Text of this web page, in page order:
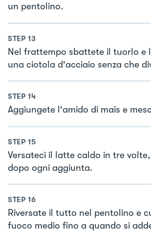
un pentolino.
STEP 13
Nel frattempo sbattete il tuorlo e
una ciotola d'acciaio senza che
STEP 14
Aggiungete l'amido di mais e
STEP 15
Versateci il latte caldo in tre
dopo ogni aggiunta.
STEP 16
Riversate il tutto nel pentolino e
fuoco medio fino a quando si